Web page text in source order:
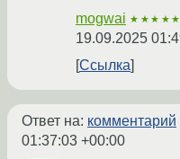
mogwai ★★★★★
19.09.2025
Ссылка
Ответ на: комментарий
01:37:03 +00:00